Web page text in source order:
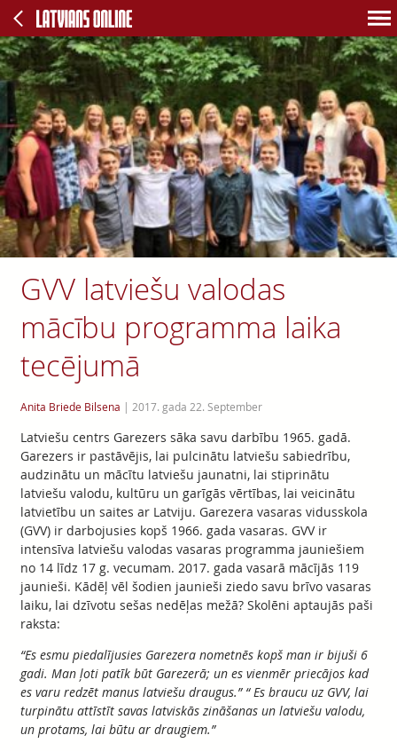
GVV latviešu valodas
mācību programma laika
tecējumā
Anita Briede Bilsena | 2017. gada 22. September
Latviešu centrs Garezers sāka savu darbību 1965. gadā.
Garezers ir pastāvējis, lai pulcinātu latviešu sabiedrību,
audzinātu un mācītu latviešu jaunatni, lai stiprinātu
latviešu valodu, kultūru un garīgās vērtības, lai veicinātu
latvietību un saites ar Latviju. Garezera vasaras vidusskola
(GVV) ir darbojusies kopš 1966. gada vasaras. GVV ir
intensīva latviešu valodas vasaras programma jauniešiem
no 14 līdz 17 g. vecumam. 2017. gada vasarā mācījās 119
jaunieši. Kādēļ vēl šodien jaunieši ziedo savu brīvo vasaras
laiku, lai dzīvotu sešas nedēļas mežā? Skolēni aptaujās paši
raksta:
“Es esmu piedalījusies Garezera nometnēs kopš man ir bijuši 6
gadi. Man ļoti patīk būt Garezerā; un es vienmēr priecājos kad
es varu redzēt manus latviešu draugus.” “ Es braucu uz GVV, lai
turpinātu attīstīt savas latviskās zināšanas un latviešu valodu,
un protams, lai būtu ar draugiem.”